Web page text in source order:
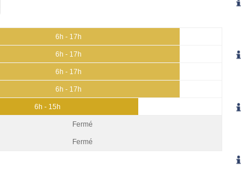
6h - 17h
6h - 17h
6h - 17h
6h - 17h
6h - 15h
Fermé
Fermé